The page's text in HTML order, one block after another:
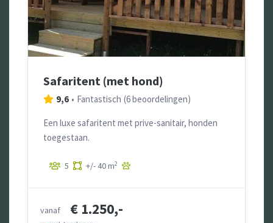
Safaritent (met hond)
9,6 • Fantastisch (6 beoordelingen)
Een luxe safaritent met prive-sanitair, honden
toegestaan.
5 +/- 40 m2
vanaf € 1.250,-